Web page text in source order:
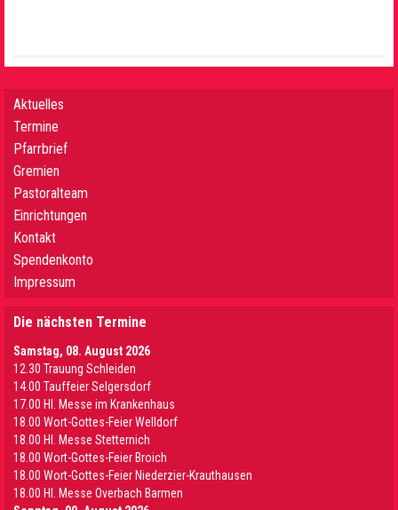
Aktuelles
Termine
Pfarrbrief
Gremien
Pastoralteam
Einrichtungen
Kontakt
Spendenkonto
Impressum
Die nächsten Termine
Samstag, 08. August 2026
12.30 Trauung Schleiden
14.00 Tauffeier Selgersdorf
17.00 Hl. Messe im Krankenhaus
18.00 Wort-Gottes-Feier Welldorf
18.00 Hl. Messe Stetternich
18.00 Wort-Gottes-Feier Broich
18.00 Wort-Gottes-Feier Niederzier-Krauthausen
18.00 Hl. Messe Overbach Barmen